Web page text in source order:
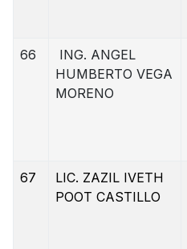
66
ING. ANGEL
HUMBERTO VEGA
MORENO
67
LIC. ZAZIL IVETH
POOT CASTILLO